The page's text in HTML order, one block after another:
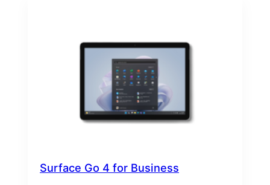
Surface Go 4 for Business